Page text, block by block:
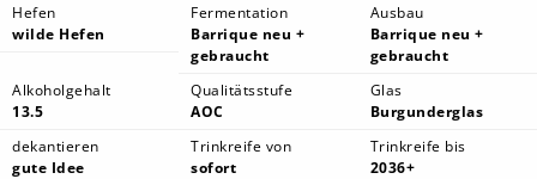
Hefen
wilde Hefen
Fermentation
Barrique neu +
gebraucht
Ausbau
Barrique neu +
gebraucht
Alkoholgehalt
13.5
Qualitätsstufe
AOC
Glas
Burgunderglas
dekantieren
gute Idee
Trinkreife von
sofort
Trinkreife bis
2036+